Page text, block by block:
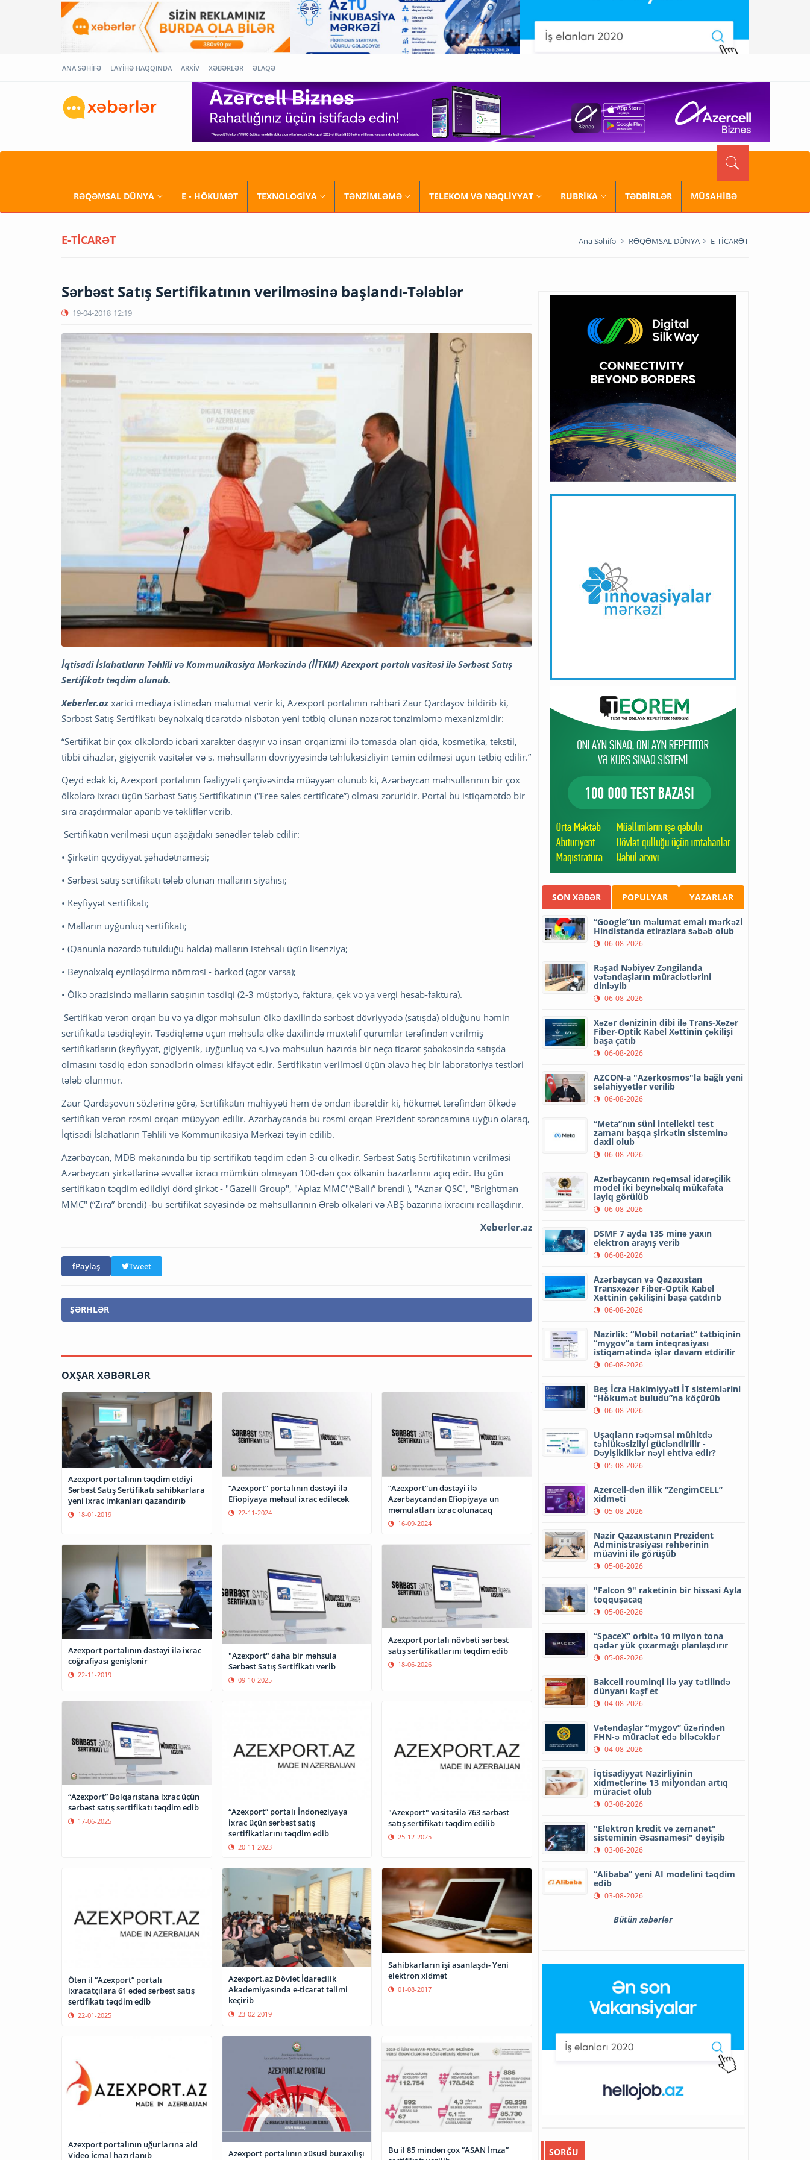
ANA SƏHİFƏ LAYİHƏ HAQQINDA ARXİV XƏBƏRLƏR ƏLAQƏ
RƏQƏMSAL DÜNYA E - HÖKUMƏT TEXNOLOGİYA TƏNZİMLƏMƏ TELEKOM VƏ NƏQLİYYAT RUBRİKA TƏDBİRLƏR MÜSAHİBƏ
E-TİCARƏT Ana Səhifə RƏQƏMSAL DÜNYA E-TİCARƏT
Sərbəst Satış Sertifikatının verilməsinə başlandı-Tələblər
19-04-2018 12:19
İqtisadi İslahatların Təhlili və Kommunikasiya Mərkəzində (İİTKM) Azexport portalı vasitəsi ilə Sərbəst Satış
Sertifikatı təqdim olunub.
Xeberler.az xarici mediaya istinadən məlumat verir ki, Azexport portalının rəhbəri Zaur Qardaşov bildirib ki,
Sərbəst Satış Sertifikatı beynəlxalq ticarətdə nisbətən yeni tətbiq olunan nəzarət tənzimləmə mexanizmidir:
“Sertifikat bir çox ölkələrdə icbari xarakter daşıyır və insan orqanizmi ilə təmasda olan qida, kosmetika, tekstil,
tibbi cihazlar, gigiyenik vasitələr və s. məhsulların dövriyyəsində təhlükəsizliyin təmin edilməsi üçün tətbiq edilir.”
Qeyd edək ki, Azexport portalının fəaliyyəti çərçivəsində müəyyən olunub ki, Azərbaycan məhsullarının bir çox
ölkələrə ixracı üçün Sərbəst Satış Sertifikatının (“Free sales certificate”) olması zəruridir. Portal bu istiqamətdə bir
sıra araşdırmalar aparıb və təkliflər verib.
Sertifikatın verilməsi üçün aşağıdakı sənədlər tələb edilir:
• Şirkətin qeydiyyat şəhadətnaməsi;
• Sərbəst satış sertifikatı tələb olunan malların siyahısı;
• Keyfiyyət sertifikatı;
• Malların uyğunluq sertifikatı;
• (Qanunla nəzərdə tutulduğu halda) malların istehsalı üçün lisenziya;
• Beynəlxalq eyniləşdirmə nömrəsi - barkod (əgər varsa);
• Ölkə ərazisində malların satışının təsdiqi (2-3 müştəriyə, faktura, çek və ya vergi hesab-faktura).
Sertifikatı verən orqan bu və ya digər məhsulun ölkə daxilində sərbəst dövriyyədə (satışda) olduğunu həmin
sertifikatla təsdiqləyir. Təsdiqləmə üçün məhsula ölkə daxilində müxtəlif qurumlar tərəfindən verilmiş
sertifikatların (keyfiyyət, gigiyenik, uyğunluq və s.) və məhsulun hazırda bir neçə ticarət şəbəkəsində satışda
olmasını təsdiq edən sənədlərin olması kifayət edir. Sertifikatın verilməsi üçün əlavə heç bir laboratoriya testləri
tələb olunmur.
Zaur Qardaşovun sözlərinə görə, Sertifikatın mahiyyəti həm də ondan ibarətdir ki, hökumət tərəfindən ölkədə
sertifikatı verən rəsmi orqan müəyyən edilir. Azərbaycanda bu rəsmi orqan Prezident sərəncamına uyğun olaraq,
İqtisadi İslahatların Təhlili və Kommunikasiya Mərkəzi təyin edilib.
Azərbaycan, MDB məkanında bu tip sertifikatı təqdim edən 3-cü ölkədir. Sərbəst Satış Sertifikatının verilməsi
Azərbaycan şirkətlərinə əvvəllər ixracı mümkün olmayan 100-dən çox ölkənin bazarlarını açıq edir. Bu gün
sertifikatın təqdim edildiyi dörd şirkət - "Gazelli Group", "Apiaz MMC"(“Ballı” brendi ), "Aznar QSC", "Brightman
MMC" (“Zıra” brendi) -bu sertifikat sayəsində öz məhsullarının Ərəb ölkələri və ABŞ bazarına ixracını reallaşdırır.
Xeberler.az
Paylaş Tweet
ŞƏRHLƏR
OXŞAR XƏBƏRLƏR
Azexport portalının təqdim etdiyi
Sərbəst Satış Sertifikatı sahibkarlara
yeni ixrac imkanları qazandırıb
18-01-2019
“Azexport” portalının dəstəyi ilə
Efiopiyaya məhsul ixrac ediləcək
22-11-2024
“Azexport”un dəstəyi ilə
Azərbaycandan Efiopiyaya un
məmulatları ixrac olunacaq
16-09-2024
Azexport portalının dəstəyi ilə ixrac
coğrafiyası genişlənir
22-11-2019
"Azexport" daha bir məhsula
Sərbəst Satış Sertifikatı verib
09-10-2025
Azexport portalı növbəti sərbəst
satış sertifikatlarını təqdim edib
18-06-2026
“Azexport” Bolqarıstana ixrac üçün
sərbəst satış sertifikatı təqdim edib
17-06-2025
“Azexport” portalı İndoneziyaya
ixrac üçün sərbəst satış
sertifikatlarını təqdim edib
20-11-2023
"Azexport" vasitəsilə 763 sərbəst
satış sertifikatı təqdim edilib
25-12-2025
Ötən il “Azexport” portalı
ixracatçılara 61 ədəd sərbəst satış
sertifikatı təqdim edib
22-01-2025
Azexport.az Dövlət İdarəçilik
Akademiyasında e-ticarət təlimi
keçirib
23-02-2019
Sahibkarların işi asanlaşdı- Yeni
elektron xidmət
01-08-2017
Azexport portalının uğurlarına aid
Video İcmal hazırlanıb
Azexport portalının xüsusi buraxılışı
Bu il 85 mindən çox “ASAN İmza”
SON XƏBƏR POPULYAR YAZARLAR
“Google”un məlumat emalı mərkəzi
Hindistanda etirazlara səbəb olub
06-08-2026
Rəşad Nəbiyev Zəngilanda
vətəndaşların müraciətlərini
dinləyib
06-08-2026
Xəzər dənizinin dibi ilə Trans-Xəzər
Fiber-Optik Kabel Xəttinin çəkilişi
başa çatıb
06-08-2026
AZCON-a "Azərkosmos"la bağlı yeni
səlahiyyətlər verilib
06-08-2026
“Meta”nın süni intellekti test
zamanı başqa şirkətin sisteminə
daxil olub
06-08-2026
Azərbaycanın rəqəmsal idarəçilik
model iki beynəlxalq mükafata
layiq görülüb
06-08-2026
DSMF 7 ayda 135 minə yaxın
elektron arayış verib
06-08-2026
Azərbaycan və Qazaxıstan
Transxəzər Fiber-Optik Kabel
Xəttinin çəkilişini başa çatdırıb
06-08-2026
Nazirlik: “Mobil notariat” tətbiqinin
“mygov”a tam inteqrasiyası
istiqamətində işlər davam etdirilir
06-08-2026
Beş İcra Hakimiyyəti İT sistemlərini
“Hökumət buludu”na köçürüb
06-08-2026
Uşaqların rəqəmsal mühitdə
təhlükəsizliyi gücləndirilir -
Dəyişikliklər nəyi ehtiva edir?
05-08-2026
Azercell-dən illik “ZengimCELL”
xidməti
05-08-2026
Nazir Qazaxıstanın Prezident
Administrasiyası rəhbərinin
müavini ilə görüşüb
05-08-2026
"Falcon 9" raketinin bir hissəsi Ayla
toqquşacaq
05-08-2026
“SpaceX” orbitə 10 milyon tona
qədər yük çıxarmağı planlaşdırır
05-08-2026
Bakcell rouminqi ilə yay tətilində
dünyanı kəşf et
04-08-2026
Vətəndaşlar “mygov” üzərindən
FHN-ə müraciət edə biləcəklər
04-08-2026
İqtisadiyyat Nazirliyinin
xidmətlərinə 13 milyondan artıq
müraciət olub
03-08-2026
"Elektron kredit və zəmanət"
sisteminin Əsasnaməsi" dəyişib
03-08-2026
“Alibaba” yeni AI modelini təqdim
edib
03-08-2026
Bütün xəbərlər
SORĞU